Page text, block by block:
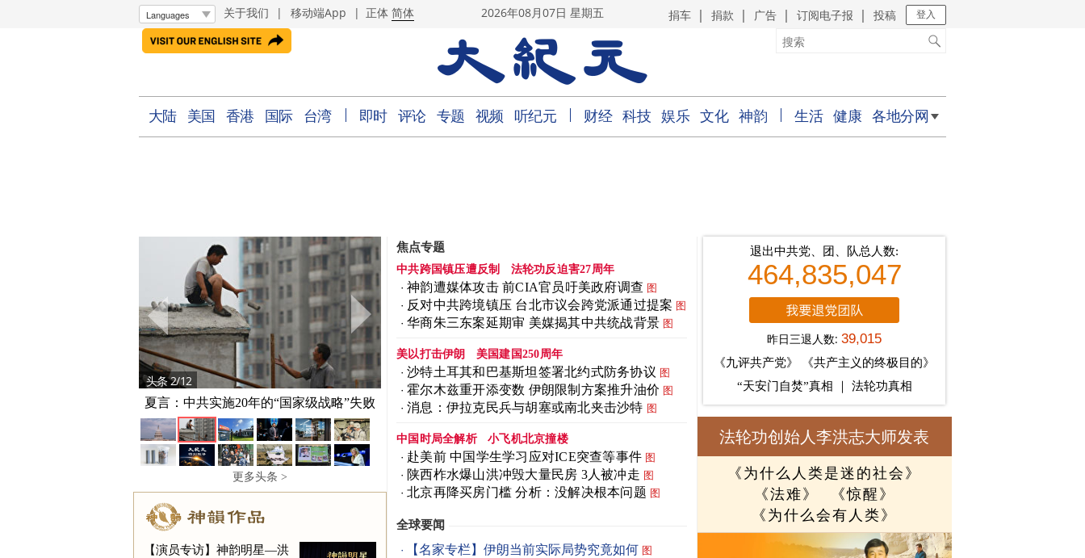
关于我们 | 移动端App | 正体 简体 2026年08月07日 星期五 捐车 捐款 广告 订阅电子报 投稿 登入
大陆 美国 香港 国际 台湾 即时 评论 专题 视频 听纪元 财经 科技 娱乐 文化 神韵 生活 健康 各地分网
头条 2/12
夏言：中共实施20年的“国家级战略”失败
头条 3/12
50个最大美国城市 38个房屋售价低于挂牌
价
更多头条 >
【演员专访】神韵明星—洪
焦点专题
中共跨国镇压遭反制 法轮功反迫害27周年
神韵遭媒体攻击 前CIA官员吁美政府调查 图
反对中共跨境镇压 台北市议会跨党派通过提案 图
华商朱三东案延期审 美媒揭其中共统战背景 图
美以打击伊朗 美国建国250周年
沙特土耳其和巴基斯坦签署北约式防务协议 图
霍尔木兹重开添变数 伊朗限制方案推升油价 图
消息：伊拉克民兵与胡塞或南北夹击沙特 图
中国时局全解析 小飞机北京撞楼
赴美前 中国学生学习应对ICE突查等事件 图
陕西柞水爆山洪冲毁大量民房 3人被冲走 图
北京再降买房门槛 分析：没解决根本问题 图
全球要闻
【名家专栏】伊朗当前实际局势究竟如何 图
退出中共党、团、队总人数:
464,835,047
昨日三退人数:39,015
《九评共产党》
《共产主义的终极目的》
“天安门自焚”真相
法轮功真相
法轮功创始人李洪志大师发表
《为什么人类是迷的社会》
《法难》
《惊醒》
《为什么会有人类》